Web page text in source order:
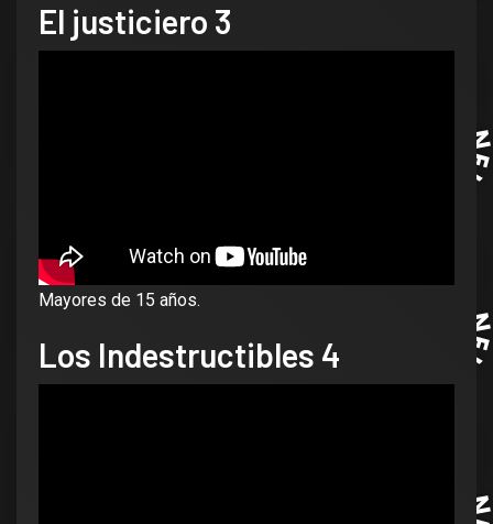
El justiciero 3
Mayores de 15 años.
Los Indestructibles 4